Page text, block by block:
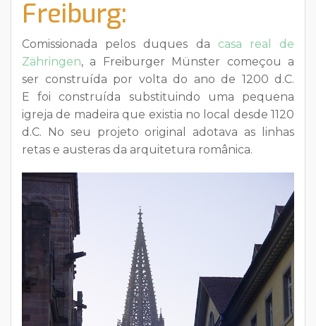
Freiburg:
Comissionada pelos duques da casa real de
Zähringen, a Freiburger Münster começou a
ser construída por volta do ano de 1200 d.C.
E foi construída substituindo uma pequena
igreja de madeira que existia no local desde 1120
d.C. No seu projeto original adotava as linhas
retas e austeras da arquitetura românica.